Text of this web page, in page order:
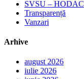
SVSU – HODAC
Transparență
Vanzari
Arhive
august 2026
iulie 2026